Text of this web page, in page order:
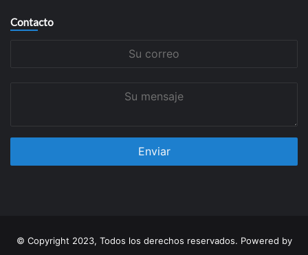
Contacto
© Copyright 2023, Todos los derechos reservados. Powered by